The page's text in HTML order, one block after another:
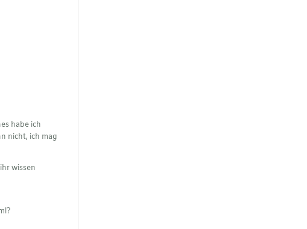
habe ich
nicht, ich mag
wissen